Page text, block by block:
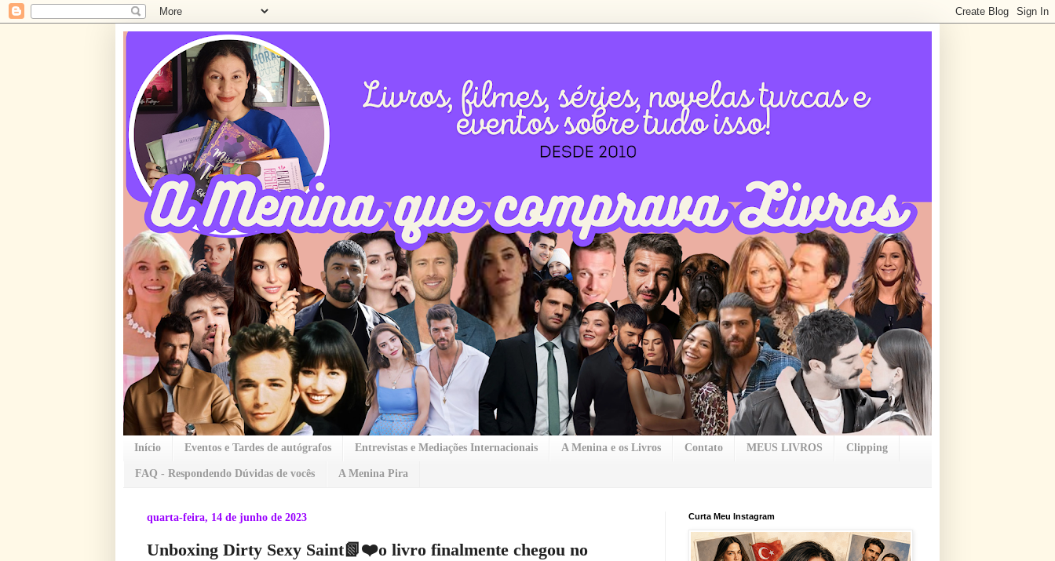
Início Eventos e Tardes de autógrafos Entrevistas e Mediações Internacionais A Menina e os Livros Contato MEUS LIVROS Clipping
FAQ - Respondendo Dúvidas de vocês A Menina Pira
quarta-feira, 14 de junho de 2023
Unboxing Dirty Sexy Saint📗❤️o livro finalmente chegou no
Curta Meu Instagram